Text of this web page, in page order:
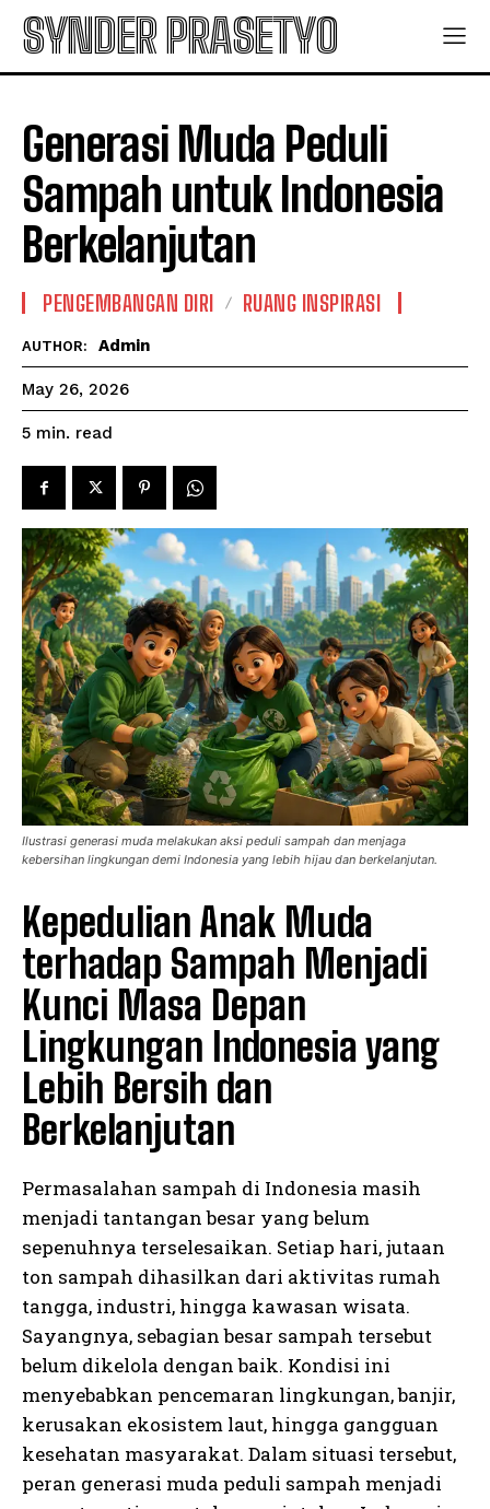
SYNDER PRASETYO
Generasi Muda Peduli
Sampah untuk Indonesia
Berkelanjutan
PENGEMBANGAN DIRI RUANG INSPIRASI
AUTHOR: Admin
May 26, 2026
5 min. read
Ilustrasi generasi muda melakukan aksi peduli sampah dan menjaga
kebersihan lingkungan demi Indonesia yang lebih hijau dan berkelanjutan.
Kepedulian Anak Muda
terhadap Sampah Menjadi
Kunci Masa Depan
Lingkungan Indonesia yang
Lebih Bersih dan
Berkelanjutan
Permasalahan sampah di Indonesia masih
menjadi tantangan besar yang belum
sepenuhnya terselesaikan. Setiap hari, jutaan
ton sampah dihasilkan dari aktivitas rumah
tangga, industri, hingga kawasan wisata.
Sayangnya, sebagian besar sampah tersebut
belum dikelola dengan baik. Kondisi ini
menyebabkan pencemaran lingkungan, banjir,
kerusakan ekosistem laut, hingga gangguan
kesehatan masyarakat. Dalam situasi tersebut,
peran generasi muda peduli sampah menjadi